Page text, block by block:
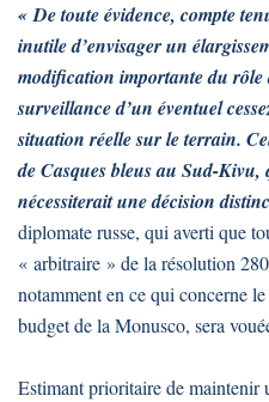
« De toute évidence, compte
inutile d’envisager un
modification importante du
surveillance d’un éventuel
situation réelle sur le terrain.
de Casques bleus au Sud-
nécessiterait une décision
diplomate russe, qui averti que
« arbitraire » de la résolution
notamment en ce qui concerne
budget de la Monusco, sera
Estimant prioritaire de maintenir